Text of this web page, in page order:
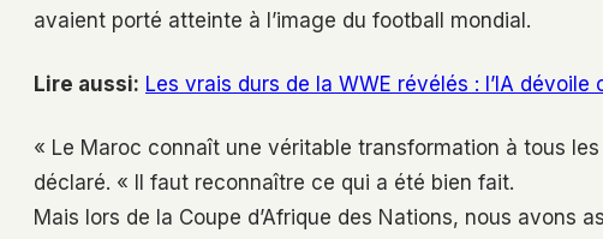
avaient porté atteinte à l’image du football mondial.
Lire aussi: Les vrais durs de la WWE révélés : l’IA
« Le Maroc connaît une véritable transformation à tous
déclaré. « Il faut reconnaître ce qui a été bien fait.
Mais lors de la Coupe d’Afrique des Nations, nous avons